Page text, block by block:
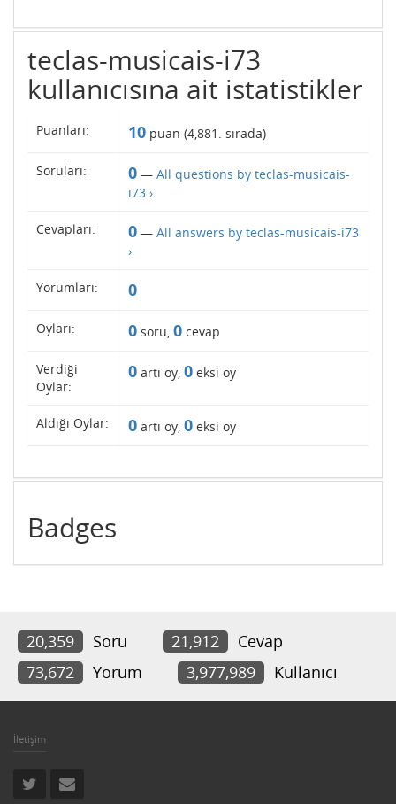
teclas-musicais-i73
kullanıcısına ait istatistikler
Puanları: 10 puan (4,881 . sırada)
Soruları: 0 — All questions by teclas-musicais-
i73 ›
Cevapları: 0 — All answers by teclas-musicais-i73
›
Yorumları: 0
Oyları: 0 soru, 0 cevap
Verdiği
Oylar:
0 artı oy, 0 eksi oy
Aldığı Oylar: 0 artı oy, 0 eksi oy
Badges
20,359 Soru 21,912
Cevap
73,672
Yorum 3,977,989 Kullanıcı
İletişim